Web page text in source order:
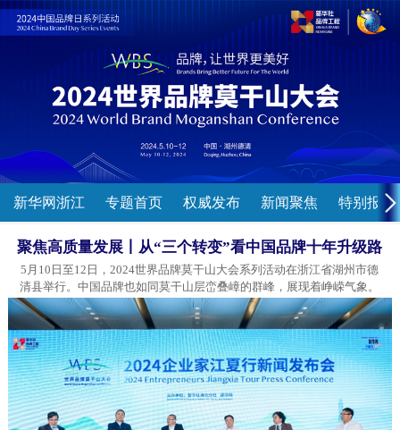
新华网浙江 专题首页 权威发布 新闻聚焦 特别报道
聚焦高质量发展丨从“三个转变”看中国品牌十年升级路
5月10日至12日，2024世界品牌莫干山大会系列活动在浙江省湖州市德
清县举行。中国品牌也如同莫干山层峦叠嶂的群峰，展现着峥嵘气象。